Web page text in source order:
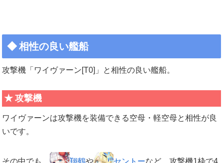
相性の良い艦船
攻撃機「ワイヴァーン[T0]」と相性の良い艦船。
攻撃機
ワイヴァーンは攻撃機を装備できる空母・軽空母と相性が良
いです。
その中でも、 翔鶴や セントーなど、攻撃機1枠で4